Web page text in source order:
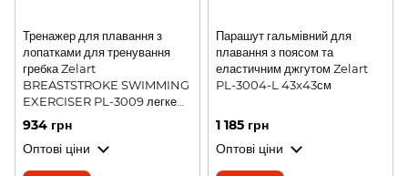
Тренажер для плавання з
лопатками для тренування
гребка Zelart
BREASTSTROKE SWIMMING
EXERCISER PL-3009 легке
навантаження чорний-жовтий
934 грн
Оптові ціни
Парашут гальмівний для
плавання з поясом та
еластичним джгутом Zelart
PL-3004-L 43x43см
1 185 грн
Оптові ціни